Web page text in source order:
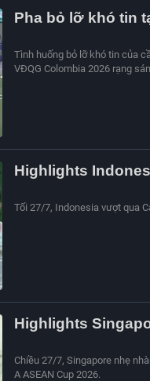
Pha bỏ lỡ khó tin
Tình huống bỏ lỡ khó tin của
VĐQG Colombia 2026 rạng
Highlights
Tối 27/7, Indonesia vượt qua
Highlights
Chiều 27/7, Singapore nhẹ
A ASEAN Cup 2026.